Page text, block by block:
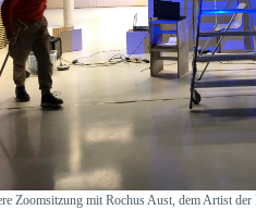
Zoomsitzung mit Rochus Aust, dem Artist